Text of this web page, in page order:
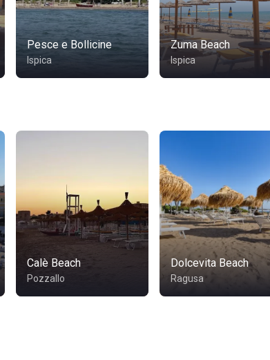
Pesce e Bollicine
Ispica
Zuma Beach
Ispica
Calè Beach
Pozzallo
Dolcevita Beach
Ragusa